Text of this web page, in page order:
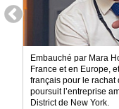
Embauché par Mara
France et en Europe,
français pour le rachat
poursuit l’entreprise
District de New York.